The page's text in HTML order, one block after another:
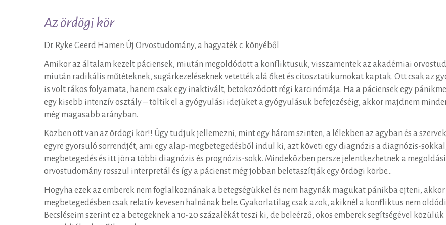
Az
ördögi
kör
Az ördögi kör
Dr. Ryke Geerd Hamer: Új Orvostudomány, a hagyaték c. könyéből
Amikor az általam kezelt páciensek, miután megoldódott a konfliktusuk, visszamentek az akadémiai
miután radikális műtéteknek, sugárkezeléseknek vetették alá őket és citosztatikumokat kaptak. Ott csak az
is volt rákos folyamata, hanem csak egy inaktivált, betokozódott régi karcinómája. Ha a páciensek egy
egy kisebb intenzív osztály – töltik el a gyógyulási idejüket a gyógyulásuk befejezéséig, akkor majdnem
még magasabb arányban.
Közben ott van az ördögi kör!! Úgy tudjuk jellemezni, mint egy három szinten, a lélekben az agyban és a
egyre gyorsuló sorrendjét, ami egy alap-megbetegedésből indul ki, azt követi egy diagnózis a diagnózis-
megbetegedés és itt jön a többi diagnózis és prognózis-sokk. Mindeközben persze jelentkezhetnek a
orvostudomány rosszul interpretál és így a pácienst még jobban beletaszítják egy ördögi körbe…
Hogyha ezek az emberek nem foglalkoznának a betegségükkel és nem hagynák magukat pánikba ejteni,
megbetegedésben csak relatív kevesen halnának bele. Gyakorlatilag csak azok, akiknél a konfliktus nem
Becsléseim szerint ez a betegeknek a 10-20 százalékát teszi ki, de beleérző, okos emberek segítségével